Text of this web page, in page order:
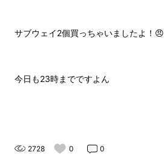
サブウェイ2個買っちゃいましたよ！😠
今日も23時までですよん
2728 0 0